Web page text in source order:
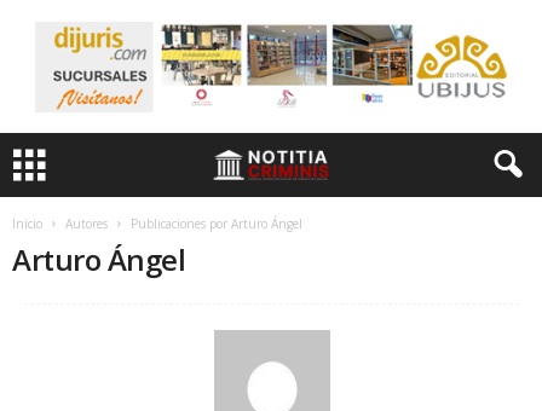
Inicio Autores Publicaciones por Arturo Ángel
Arturo Ángel